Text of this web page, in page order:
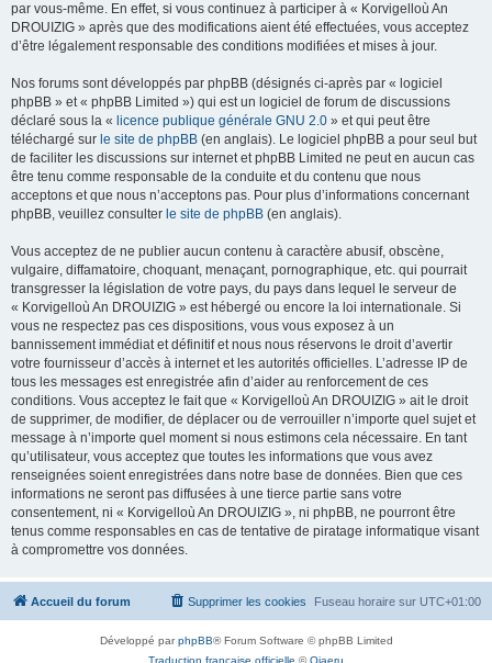
par vous-même. En effet, si vous continuez à participer à « Korvigelloù An
DROUIZIG » après que des modifications aient été effectuées, vous acceptez
d’être légalement responsable des conditions modifiées et mises à jour.
Nos forums sont développés par phpBB (désignés ci-après par « logiciel
phpBB » et « phpBB Limited ») qui est un logiciel de forum de discussions
déclaré sous la « licence publique générale GNU 2.0 » et qui peut être
téléchargé sur le site de phpBB (en anglais). Le logiciel phpBB a pour seul but
de faciliter les discussions sur internet et phpBB Limited ne peut en aucun cas
être tenu comme responsable de la conduite et du contenu que nous
acceptons et que nous n’acceptons pas. Pour plus d’informations concernant
phpBB, veuillez consulter le site de phpBB (en anglais).
Vous acceptez de ne publier aucun contenu à caractère abusif, obscène,
vulgaire, diffamatoire, choquant, menaçant, pornographique, etc. qui pourrait
transgresser la législation de votre pays, du pays dans lequel le serveur de
« Korvigelloù An DROUIZIG » est hébergé ou encore la loi internationale. Si
vous ne respectez pas ces dispositions, vous vous exposez à un
bannissement immédiat et définitif et nous nous réservons le droit d’avertir
votre fournisseur d’accès à internet et les autorités officielles. L’adresse IP de
tous les messages est enregistrée afin d’aider au renforcement de ces
conditions. Vous acceptez le fait que « Korvigelloù An DROUIZIG » ait le droit
de supprimer, de modifier, de déplacer ou de verrouiller n’importe quel sujet et
message à n’importe quel moment si nous estimons cela nécessaire. En tant
qu’utilisateur, vous acceptez que toutes les informations que vous avez
renseignées soient enregistrées dans notre base de données. Bien que ces
informations ne seront pas diffusées à une tierce partie sans votre
consentement, ni « Korvigelloù An DROUIZIG », ni phpBB, ne pourront être
tenus comme responsables en cas de tentative de piratage informatique visant
à compromettre vos données.
Accueil du forum Fuseau horaire sur UTC+01:00
Supprimer les cookies
Développé parphpBB® Forum Software © phpBB Limited
Traduction française officielle ©Qiaeru